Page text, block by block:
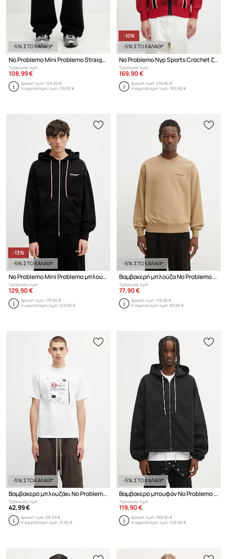
-5% ΣΤΟ ΚΑΛΑΘΙ*
No Problemo Mini Problemo Straight παντελόνι επίσημο βαμβακερό ανδρικό
Τρέχουσα τιμή:
108,99 €
Αρχική τιμή:149,90 €
Η χαμηλότερη τιμή:119,90 €
-10%
-5% ΣΤΟ ΚΑΛΑΘΙ*
No Problemo Nyp Sports Crochet ζακέτα βαμβακερή ανδρική
Τρέχουσα τιμή:
169,90 €
Αρχική τιμή:219,90 €
Η χαμηλότερη τιμή:189,90 €
-13%
-5% ΣΤΟ ΚΑΛΑΘΙ*
No Problemo Mini Problemo μπλούζα με κουμπιά βαμβακερή ανδρική
Τρέχουσα τιμή:
129,90 €
Αρχική τιμή:179,90 €
Η χαμηλότερη τιμή:149,90 €
-5% ΣΤΟ ΚΑΛΑΘΙ*
Βαμβακερή μπλούζα No Problemo Mini Problemo
Τρέχουσα τιμή:
77,90 €
Αρχική τιμή:119,90 €
Η χαμηλότερη τιμή:83,90 €
-5% ΣΤΟ ΚΑΛΑΘΙ*
Βαμβακερό μπλουζάκι No Problemo Redacted SS Tee
Τρέχουσα τιμή:
42,99 €
Αρχική τιμή:58,99 €
Η χαμηλότερη τιμή:37,90 €
-5% ΣΤΟ ΚΑΛΑΘΙ*
Βαμβακερό μπουφάν No Problemo Ripstop Workwear
Τρέχουσα τιμή:
119,90 €
Αρχική τιμή:199,90 €
Η χαμηλότερη τιμή:129,90 €